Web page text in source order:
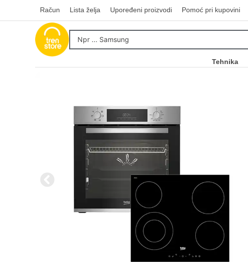
Račun Lista želja Upoređeni proizvodi Pomoć pri kupovini
Tehnika